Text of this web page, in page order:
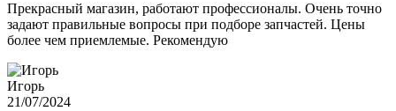
Прекрасный магазин, работают профессионалы. Очень точно
задают правильные вопросы при подборе запчастей. Цены
более чем приемлемые. Рекомендую
Игорь
21/07/2024